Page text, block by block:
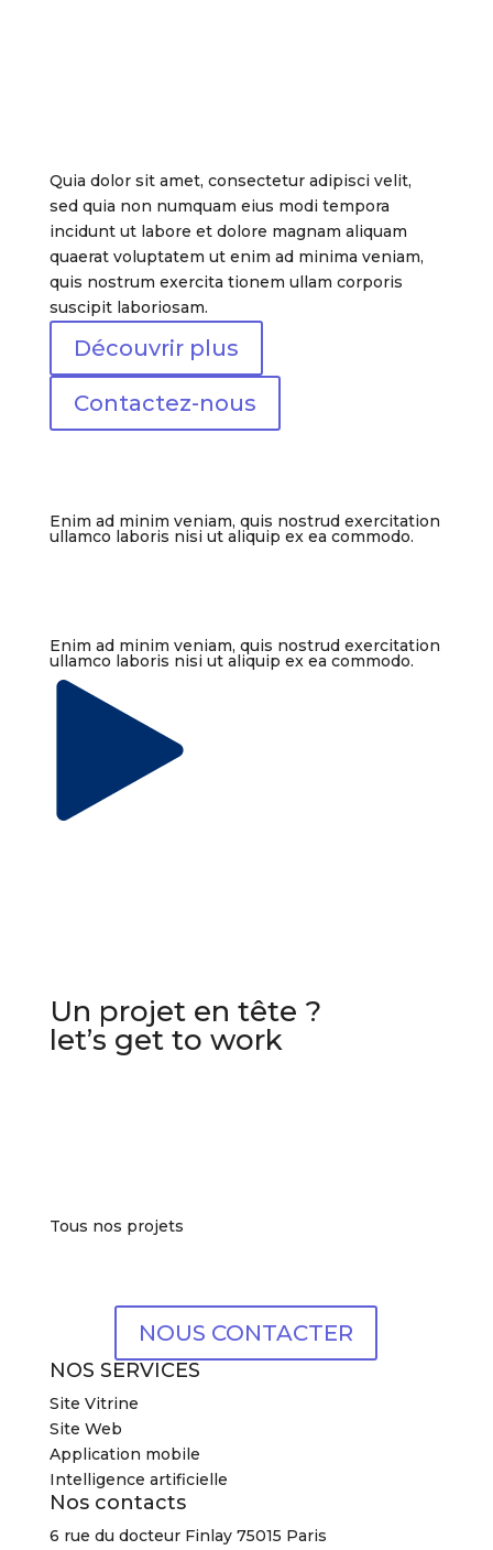
Quia dolor sit amet, consectetur adipisci velit,
sed quia non numquam eius modi tempora
incidunt ut labore et dolore magnam aliquam
quaerat voluptatem ut enim ad minima veniam,
quis nostrum exercita tionem ullam corporis
suscipit laboriosam.
Découvrir plus
Contactez-nous
Enim ad minim veniam, quis nostrud exercitation
ullamco laboris nisi ut aliquip ex ea commodo.
Enim ad minim veniam, quis nostrud exercitation
ullamco laboris nisi ut aliquip ex ea commodo.
Un projet en tête ?
let’s get to work
Tous nos projets
NOUS CONTACTER
NOS SERVICES
Site Vitrine
Site Web
Application mobile
Intelligence artificielle
Nos contacts
6 rue du docteur Finlay 75015 Paris